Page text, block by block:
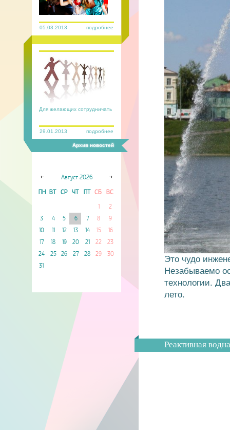
05.03.2013 подробнее
29.01.2013 подробнее
Для желающих сотрудничать
Архив новостей
Август 2026
ПН ВТ СР ЧТ СБ ВС
1
2
3
4 5 6 7 8
9
10
11 12 13 14 15
16
17
18 19 20 21 22
23
24
25 26 27 28 29
30
31
Это чудо
Незабываемо
технологии.
лето.
Реактивная